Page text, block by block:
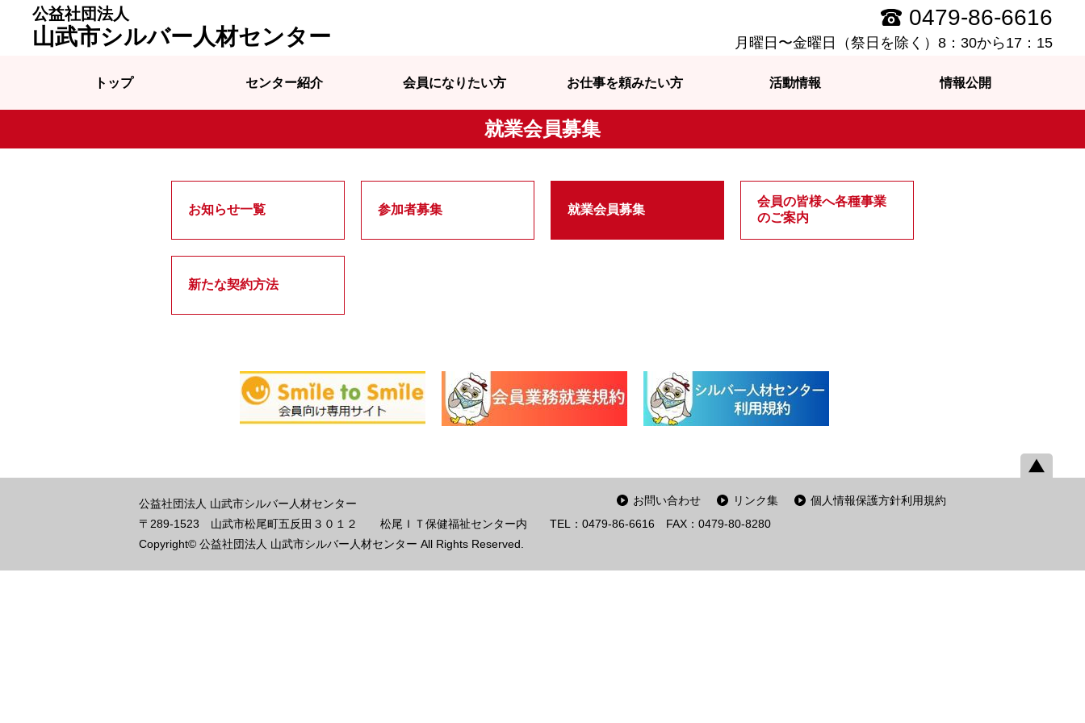
公益社団法人
山武市シルバー人材センター
0479-86-6616
月曜日〜金曜日（祭日を除く）8：30から17：15
トップ センター紹介 会員になりたい方 お仕事を頼みたい方 活動情報 情報公開
就業会員募集
お知らせ一覧 参加者募集 就業会員募集
会員の皆様へ各種事業
のご案内
新たな契約方法
お問い合わせ リンク集 個人情報保護方針利用規約
公益社団法人 山武市シルバー人材センター
〒289-1523
山武市松尾町五反田３０１２ 松尾ＩＴ保健福祉センター内 TEL：0479-86-6616
FAX：0479-80-8280
Copyright© 公益社団法人 山武市シルバー人材センター All Rights Reserved.